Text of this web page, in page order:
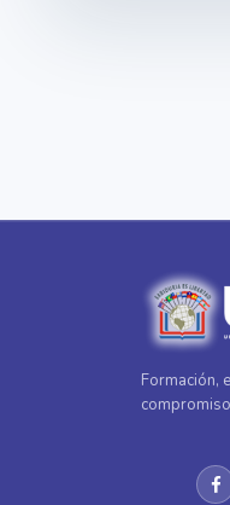
Formación,